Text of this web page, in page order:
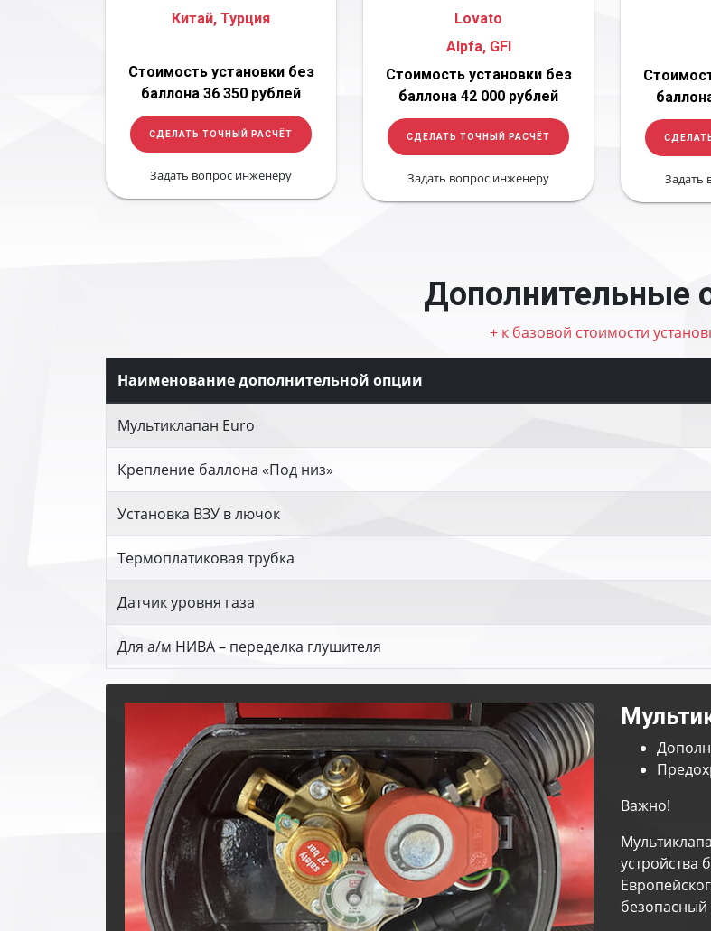
Китай, Турция
Стоимость установки без
баллона 36 350 рублей
СДЕЛАТЬ ТОЧНЫЙ РАСЧЁТ
Задать вопрос инженеру
Lovato
Alpfa, GFI
Стоимость установки без
баллона 42 000 рублей
СДЕЛАТЬ ТОЧНЫЙ РАСЧЁТ
Задать вопрос инженеру Задать
Дополнительные
+ к базовой стоимости
Наименование дополнительной опции
Мультиклапан Euro
Крепление баллона «Под низ»
Установка ВЗУ в лючок
Термоплатиковая трубка
Датчик уровня газа
Для а/м НИВА – переделка глушителя
Важно!
устройства
безопасный